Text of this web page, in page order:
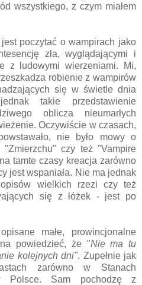
wszystkiego, z czym miałem
poczytać o wampirach jako
zła, wyglądającymi i
z ludowymi wierzeniami. Mi,
robienie z wampirów
się w świetle dnia
takie przedstawienie
oblicza nieumarłych
Oczywiście w czasach,
nie było mowy o
czy też "Vampire
tamte czasy kreacja zarówno
jest wspaniała. Nie ma jednak
wielkich rzezi czy też
się z łóżek - jest po
małe, prowincjonalne
powiedzieć, że "Nie ma tu
kolejnych dni". Zupełnie jak
zarówno w Stanach
Polsce. Sam pochodzę z